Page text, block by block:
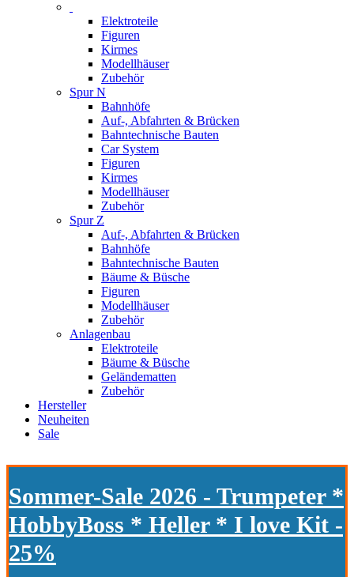
Elektroteile
Figuren
Kirmes
Modellhäuser
Zubehör
Spur N
Bahnhöfe
Auf-, Abfahrten & Brücken
Bahntechnische Bauten
Car System
Figuren
Kirmes
Modellhäuser
Zubehör
Spur Z
Auf-, Abfahrten & Brücken
Bahnhöfe
Bahntechnische Bauten
Bäume & Büsche
Figuren
Modellhäuser
Zubehör
Anlagenbau
Elektroteile
Bäume & Büsche
Geländematten
Zubehör
Hersteller
Neuheiten
Sale
Sommer-Sale 2026 - Trumpeter *
HobbyBoss * Heller * I love Kit -
25%